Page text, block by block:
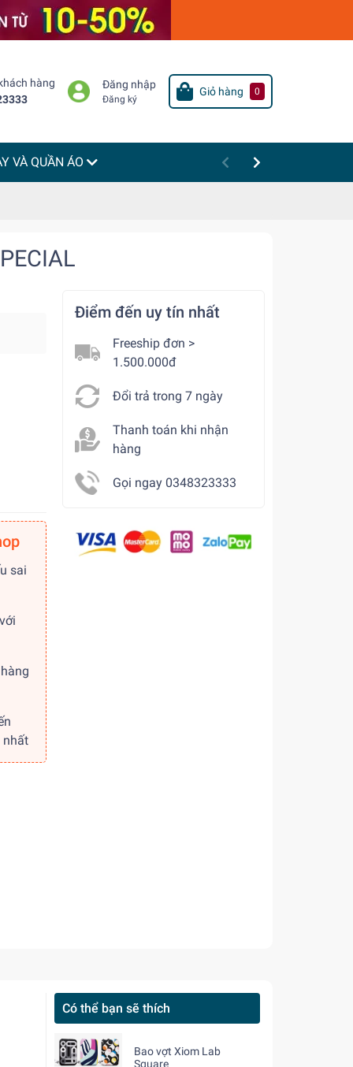
hàng
Đăng nhập
Đăng ký
Giỏ hàng 0
VÀ QUẦN ÁO
sai
nhất
Điểm đến uy tín nhất
Freeship đơn >
1.500.000đ
Đổi trả trong 7 ngày
Thanh toán khi nhận
hàng
Gọi ngay 0348323333
Có thể bạn sẽ thích
Bao vợt Xiom Lab
Square